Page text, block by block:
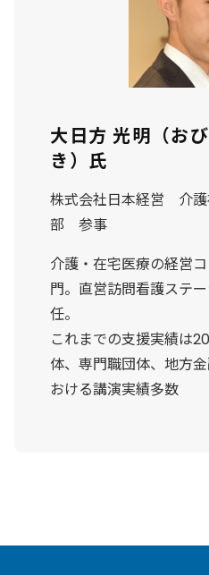
大日方 光明（お
き）氏
株式会社日本経営 介護
部 参事
介護・在宅医療の経営
門。直営訪問看護ステ
任。
これまでの支援実績は
体、専門職団体、地方
おける講演実績多数